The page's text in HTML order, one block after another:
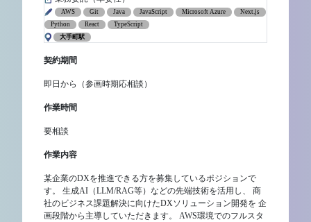
AWS Git Java JavaScript Microsoft Azure
Next.js
Python
React
TypeScript
大手町駅
契約期間
即日から（参画時期応相談）
作業時間
要相談
作業内容
某企業のDXを推進できる方を募集しているポジションで
す。 生成AI（LLM/RAG等）などの先端技術を活用し、 商
社のビジネス課題解決に向けたDXソリューション開発を 企
画段階から主導していただきます。 AWS環境でのフルスタ